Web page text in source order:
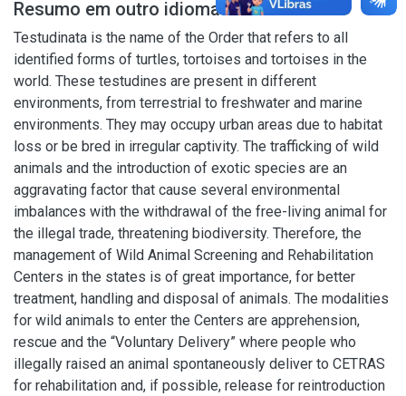
Resumo em outro idioma
Testudinata is the name of the Order that refers to all
identified forms of turtles, tortoises and tortoises in the
world. These testudines are present in different
environments, from terrestrial to freshwater and marine
environments. They may occupy urban areas due to habitat
loss or be bred in irregular captivity. The trafficking of wild
animals and the introduction of exotic species are an
aggravating factor that cause several environmental
imbalances with the withdrawal of the free-living animal for
the illegal trade, threatening biodiversity. Therefore, the
management of Wild Animal Screening and Rehabilitation
Centers in the states is of great importance, for better
treatment, handling and disposal of animals. The modalities
for wild animals to enter the Centers are apprehension,
rescue and the “Voluntary Delivery” where people who
illegally raised an animal spontaneously deliver to CETRAS
for rehabilitation and, if possible, release for reintroduction